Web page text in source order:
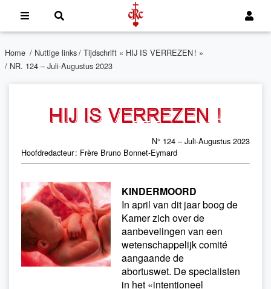
Home / Nuttige links/ Tijdschrift « HIJ IS VERREZEN ! »
/ NR. 124 – Juli-Augustus 2023
HIJ IS VERREZEN !
N° 124 – Juli-Augustus 2023
Hoofdredacteur : Frère Bruno Bonnet-Eymard
KINDERMOORD
In april van dit jaar boog de
Kamer zich over de
aanbevelingen van een
wetenschappelijk comité
aangaande de
abortuswet. De specialisten
in het «intentioneel